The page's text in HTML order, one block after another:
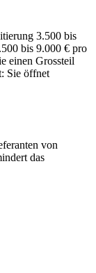
3.500 bis
bis 9.000 € pro
einen Grossteil
Sie öffnet
von
das